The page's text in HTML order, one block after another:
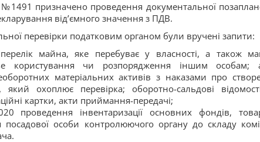
призначено проведення документальної
від’ємного значення з ПДВ.
перевірки податковим органом були вручені запити:
майна, яке перебуває у власності, а також
користування чи розпорядження іншим особам;
матеріальних активів з наказами про
який охоплює перевірка; оборотно-сальдові
картки, акти приймання-передачі;
проведення інвентаризації основних фондів,
особи контролюючого органу до складу